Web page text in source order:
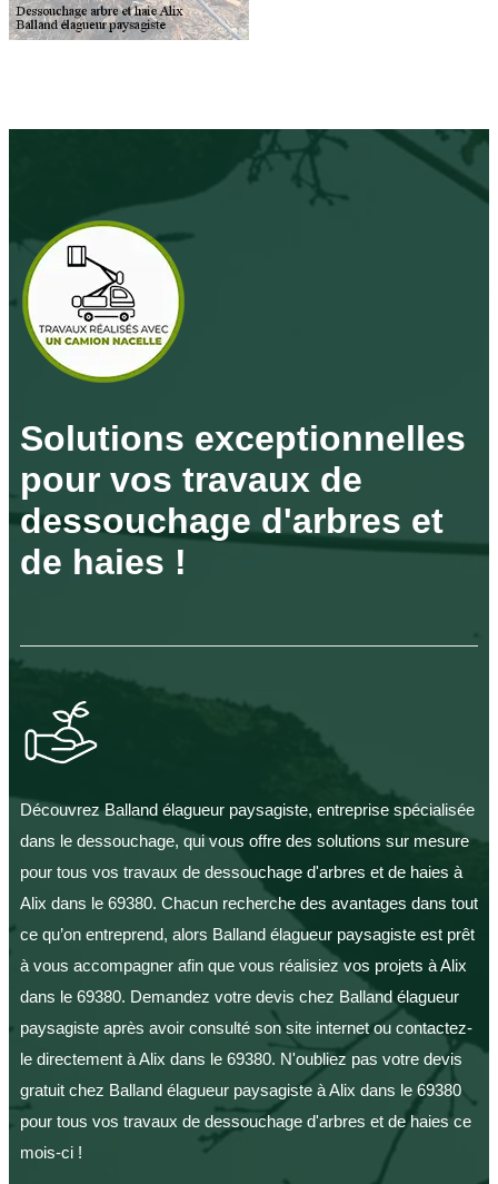
Solutions exceptionnelles
pour vos travaux de
dessouchage d'arbres et
de haies !
Découvrez Balland élagueur paysagiste, entreprise spécialisée
dans le dessouchage, qui vous offre des solutions sur mesure
pour tous vos travaux de dessouchage d'arbres et de haies à
Alix dans le 69380. Chacun recherche des avantages dans tout
ce qu’on entreprend, alors Balland élagueur paysagiste est prêt
à vous accompagner afin que vous réalisiez vos projets à Alix
dans le 69380. Demandez votre devis chez Balland élagueur
paysagiste après avoir consulté son site internet ou contactez-
le directement à Alix dans le 69380. N'oubliez pas votre devis
gratuit chez Balland élagueur paysagiste à Alix dans le 69380
pour tous vos travaux de dessouchage d'arbres et de haies ce
mois-ci !